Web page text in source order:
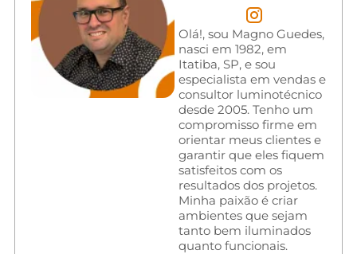
Olá!, sou Magno Guedes,
nasci em 1982, em
Itatiba, SP, e sou
especialista em vendas e
consultor luminotécnico
desde 2005. Tenho um
compromisso firme em
orientar meus clientes e
garantir que eles fiquem
satisfeitos com os
resultados dos projetos.
Minha paixão é criar
ambientes que sejam
tanto bem iluminados
quanto funcionais.